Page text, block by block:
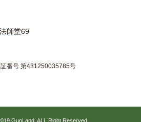
師堂69
番号 第431250035785号
GunLand. ALL Right Reserved.